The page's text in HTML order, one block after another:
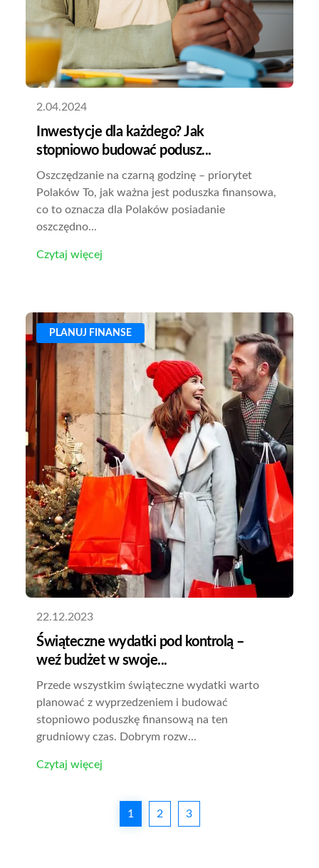
2.04.2024
Inwestycje dla każdego? Jak
stopniowo budować podusz...
Oszczędzanie na czarną godzinę – priorytet
Polaków To, jak ważna jest poduszka finansowa,
co to oznacza dla Polaków posiadanie
oszczędno...
Czytaj więcej
PLANUJ FINANSE
22.12.2023
Świąteczne wydatki pod kontrolą –
weź budżet w swoje...
Przede wszystkim świąteczne wydatki warto
planować z wyprzedzeniem i budować
stopniowo poduszkę finansową na ten
grudniowy czas. Dobrym rozw...
Czytaj więcej
1 2 3